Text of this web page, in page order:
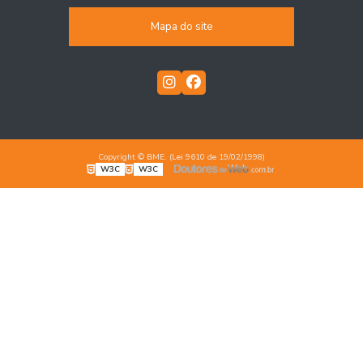
Mapa do site
Copyright © BME. (Lei 9610 de 19/02/1998)
W3C
W3C